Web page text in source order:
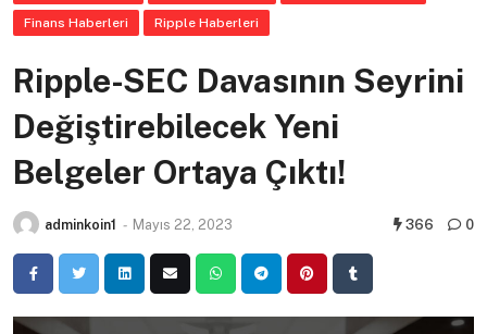
Finans Haberleri Ripple Haberleri
Ripple-SEC Davasının Seyrini
Değiştirebilecek Yeni
Belgeler Ortaya Çıktı!
adminkoin1 - Mayıs 22, 2023 366 0